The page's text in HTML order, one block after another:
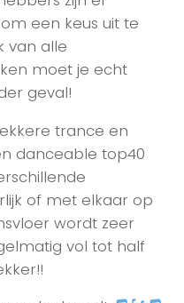
een keus uit te
van alle
moet je echt
geval!
trance en
danceable top40
of met elkaar op
wordt zeer
vol tot half